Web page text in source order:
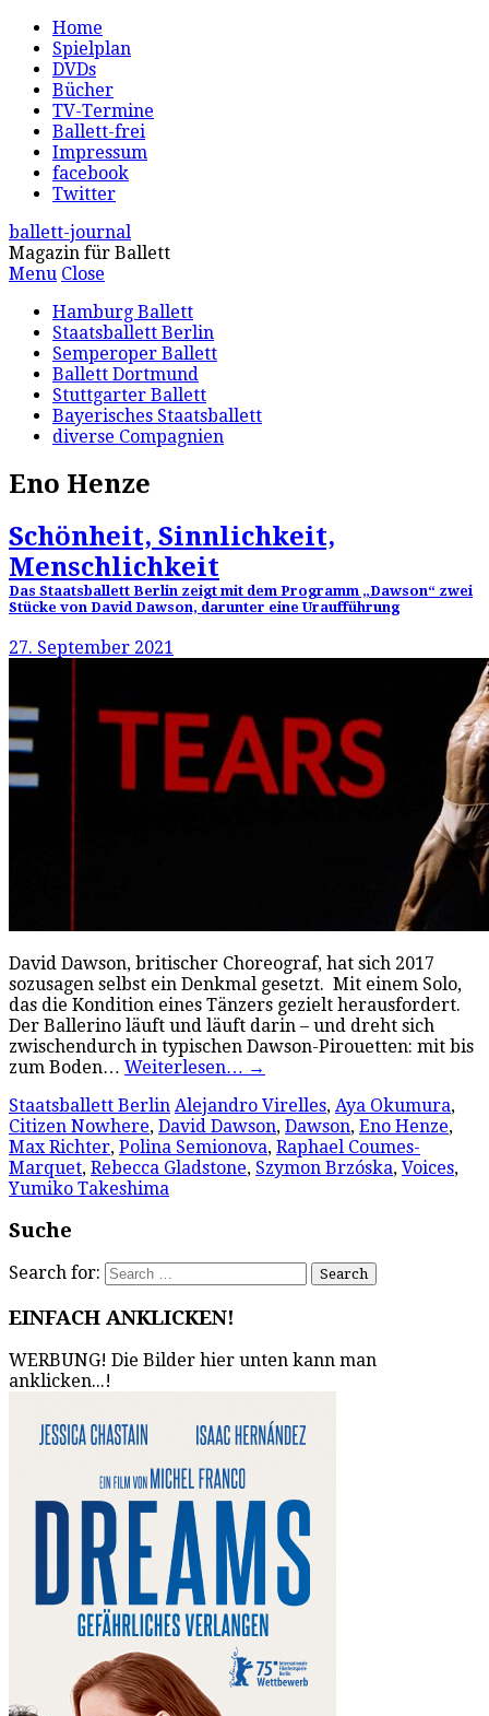
Home
Spielplan
DVDs
Bücher
TV-Termine
Ballett-frei
Impressum
facebook
Twitter
ballett-journal
Magazin für Ballett
Menu Close
Hamburg Ballett
Staatsballett Berlin
Semperoper Ballett
Ballett Dortmund
Stuttgarter Ballett
Bayerisches Staatsballett
diverse Compagnien
Eno Henze
Schönheit, Sinnlichkeit,
Menschlichkeit
Das Staatsballett Berlin zeigt mit dem Programm „Dawson“ zwei
Stücke von David Dawson, darunter eine Uraufführung
27. September 2021
David Dawson, britischer Choreograf, hat sich 2017
sozusagen selbst ein Denkmal gesetzt. Mit einem Solo,
das die Kondition eines Tänzers gezielt herausfordert.
Der Ballerino läuft und läuft darin – und dreht sich
zwischendurch in typischen Dawson-Pirouetten: mit bis
zum Boden… Weiterlesen… →
Staatsballett Berlin Alejandro Virelles, Aya Okumura,
Citizen Nowhere, David Dawson, Dawson, Eno Henze,
Max Richter, Polina Semionova, Raphael Coumes-
Marquet, Rebecca Gladstone, Szymon Brzóska, Voices,
Yumiko Takeshima
Suche
Search for:
EINFACH ANKLICKEN!
WERBUNG! Die Bilder hier unten kann man
anklicken...!